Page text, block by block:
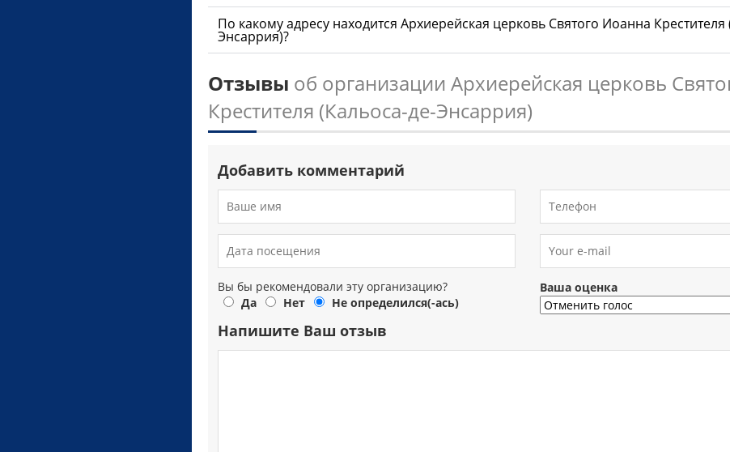
По какому адресу находится Архиерейская церковь Святого Иоанна Крестителя
Энсаррия)?
Отзывы об организации Архиерейская церковь
Крестителя (Кальоса-де-Энсаррия)
Добавить комментарий
Вы бы рекомендовали эту организацию?
Да
Нет Не определился(-ась)
Ваша оценка
Напишите Ваш отзыв